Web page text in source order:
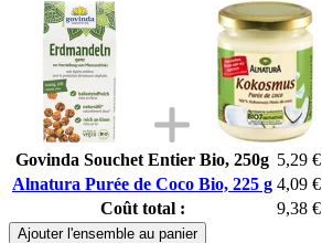
Govinda Souchet Entier Bio, 250g 5,29 €
Alnatura Purée de Coco Bio, 225 g 4,09 €
Coût total :
9,38 €
Ajouter l'ensemble au panier